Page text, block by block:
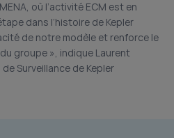
où l’activité ECM est en
dans l’histoire de Kepler
de notre modèle et renforce le
groupe », indique Laurent
Surveillance de Kepler